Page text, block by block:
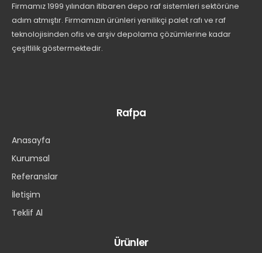
Firmamız 1999 yılından itibaren depo raf sistemleri sektörüne
adım atmıştır. Firmamızın ürünleri yenilikçi palet rafı ve raf
teknolojisinden ofis ve arşiv depolama çözümlerine kadar
çeşitlilik göstermektedir.
Rafpa
Anasayfa
Kurumsal
Referanslar
İletişim
Teklif Al
Ürünler